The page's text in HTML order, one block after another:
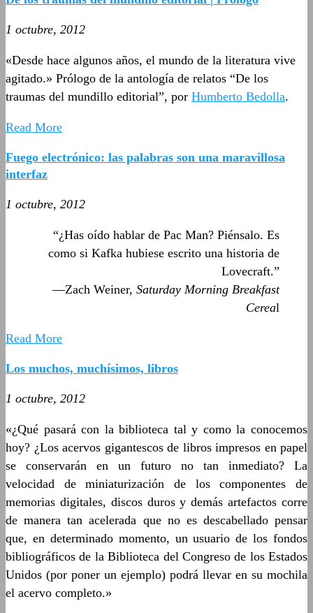
1 octubre, 2012
«Desde hace algunos años, el mundo de la literatura vive
agitado.» Prólogo de la antología de relatos “De los
traumas del mundillo editorial”, por Humberto Bedolla.
Read More
Fuego electrónico: las palabras son una maravillosa
interfaz
1 octubre, 2012
“¿Has oído hablar de Pac Man? Piénsalo. Es
como si Kafka hubiese escrito una historia de
Lovecraft.”
—Zach Weiner, Saturday Morning Breakfast
Cereal
Read More
Los muchos, muchísimos, libros
1 octubre, 2012
«¿Qué pasará con la biblioteca tal y como la conocemos
hoy? ¿Los acervos gigantescos de libros impresos en papel
se conservarán en un futuro no tan inmediato? La
velocidad de miniaturización de los componentes de
memorias digitales, discos duros y demás artefactos corre
de manera tan acelerada que no es descabellado pensar
que, en determinado momento, un usuario de los fondos
bibliográficos de la Biblioteca del Congreso de los Estados
Unidos (por poner un ejemplo) podrá llevar en su mochila
el acervo completo.»